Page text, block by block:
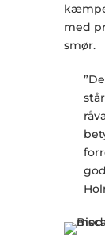
med
smør.